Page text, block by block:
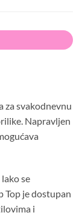
za svakodnevnu
Napravljen
se
Top je dostupan
i